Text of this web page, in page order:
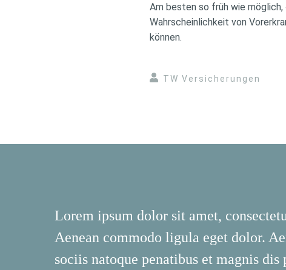
Am besten so früh wie
Wahrscheinlichkeit von
können.
TW Versicherungen
Lorem ipsum dolor sit amet,
Aenean commodo ligula eget dolor.
sociis natoque penatibus et magnis dis